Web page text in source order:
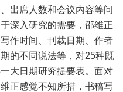
出席人数和会议内容等问
深入研究的需要，邵维正
作时间、刊载日期、作者
的不同说法等，对25种既
大日期研究提要表。面对
正感觉不知所措，书稿写